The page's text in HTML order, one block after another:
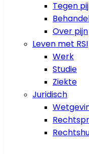
Tegen
Over pijn
Leven met RSI
Werk
Studie
Ziekte
Juridisch